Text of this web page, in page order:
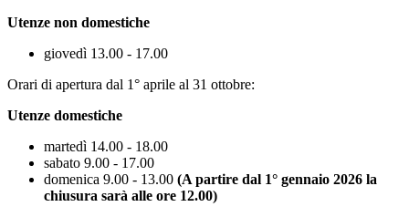
Utenze non domestiche
giovedì 13.00 - 17.00
Orari di apertura dal 1° aprile al 31 ottobre:
Utenze domestiche
martedì 14.00 - 18.00
sabato 9.00 - 17.00
domenica 9.00 - 13.00 (A partire dal 1° gennaio 2026 la
chiusura sarà alle ore 12.00)